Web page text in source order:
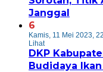
Janggal
6
Kamis, 11 Mei 2023,
Lihat
DKP
Budidaya